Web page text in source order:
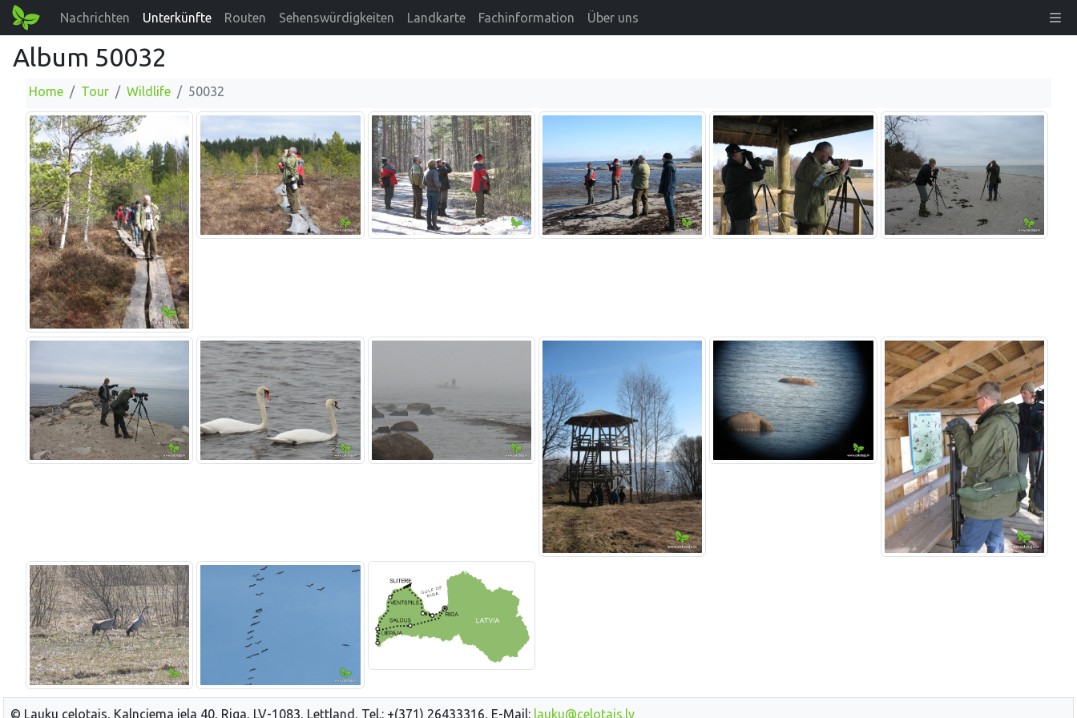
Nachrichten Unterkünfte Routen Sehenswürdigkeiten Landkarte Fachinformation Über uns
Album 50032
Home Tour Wildlife 50032
© Lauku celotajs, Kalnciema iela 40, Riga, LV-1083, Lettland, Tel.: +(371) 26433316, E-Mail: lauku@celotajs.lv